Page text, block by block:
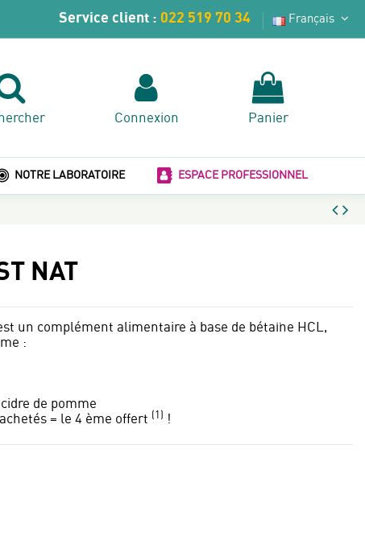
Service client : 022 519 70 34 Français
Connexion Panier
NOTRE LABORATOIRE ESPACE PROFESSIONNEL
NAT
un complément alimentaire à base de bétaïne HCL,
:
de pomme
= le 4 ème offert (1) !